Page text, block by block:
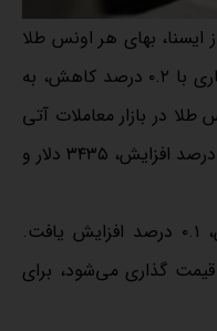
ایسنا، بهای هر اونس طلا
برای تحویل فوری در معاملات روز جاری با ۰.۲ درصد کاهش، به
اونس طلا در بازار معاملات آتی
آمریکا برای تحویل در دسامبر، با ۰.۱ درصد افزایش، ۳۴۳۵ دلار و
شاخص دلار آمریکا در برابر رقبایش، ۰.۱ درصد افزایش یافت.
قیمت گذاری می‌شود، برای